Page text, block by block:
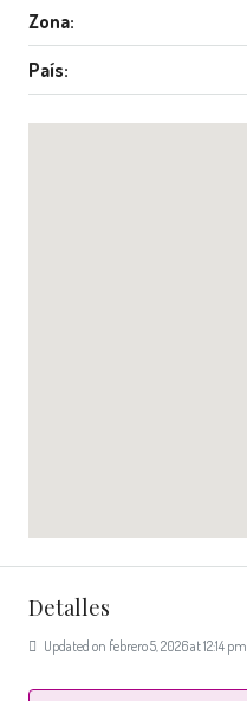
Zona:
País:
Detalles
Updated on febrero 5, 2026 at 12:14 pm